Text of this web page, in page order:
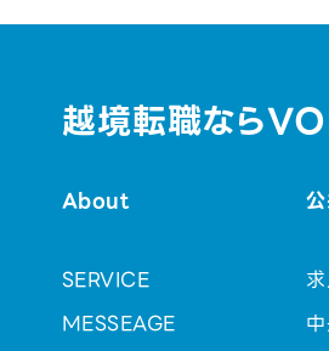
越境転職なら
About
SERVICE
MESSEAGE